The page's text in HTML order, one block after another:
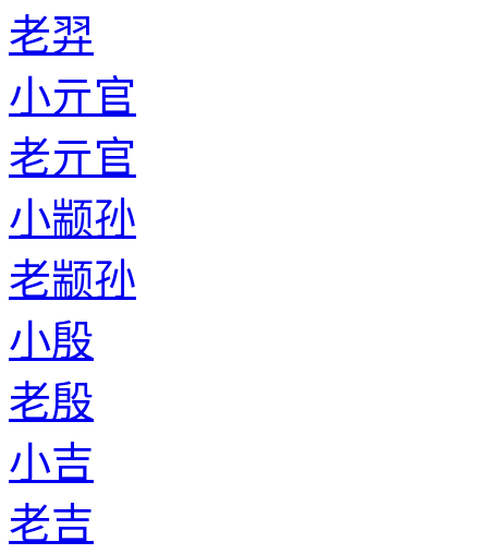
老羿
小亓官
老亓官
小颛孙
老颛孙
小殷
老殷
小吉
老吉